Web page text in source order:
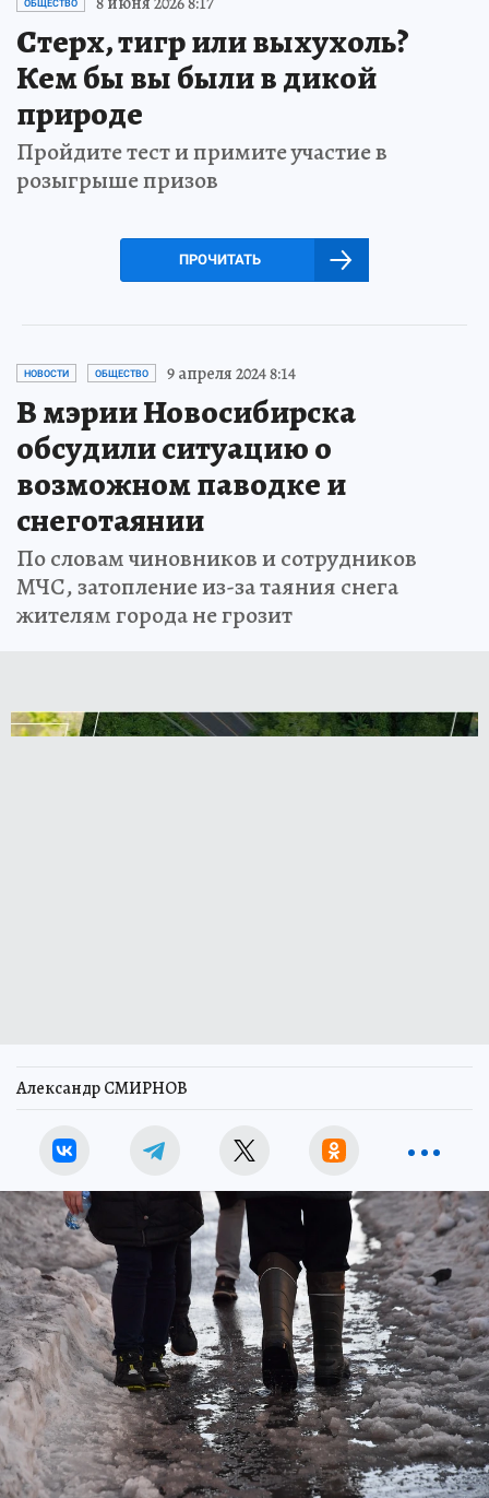
ОБЩЕСТВО
Стерх, тигр или выхухоль?
Кем бы вы были в дикой
природе
Пройдите тест и примите участие в
розыгрыше призов
ПРОЧИТАТЬ
НОВОСТИ ОБЩЕСТВО 9 апреля 2024 8:14
В мэрии Новосибирска
обсудили ситуацию о
возможном паводке и
снеготаянии
По словам чиновников и сотрудников
МЧС, затопление из-за таяния снега
жителям города не грозит
Александр СМИРНОВ